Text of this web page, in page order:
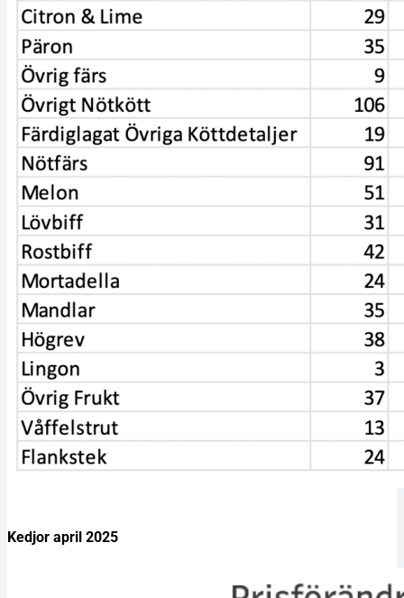
Kedjor april 2025